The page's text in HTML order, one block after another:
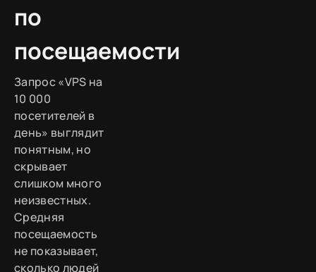
по
посещаемости
Запрос «VPS на
10 000
посетителей в
день» выглядит
понятным, но
скрывает
слишком много
неизвестных.
Средняя
посещаемость
не показывает,
сколько людей